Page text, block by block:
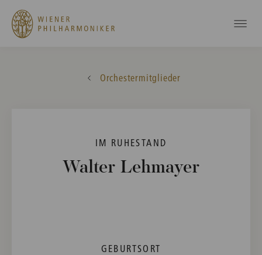
Orchestermitglieder
IM RUHESTAND
Walter Lehmayer
GEBURTSORT